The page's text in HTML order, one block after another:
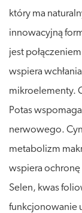
który ma
innowacyjną
jest
wspiera
mikroelementy.
Potas
nerwowego.
metabolizm
wspiera
Selen, kwas
funkcjonowanie